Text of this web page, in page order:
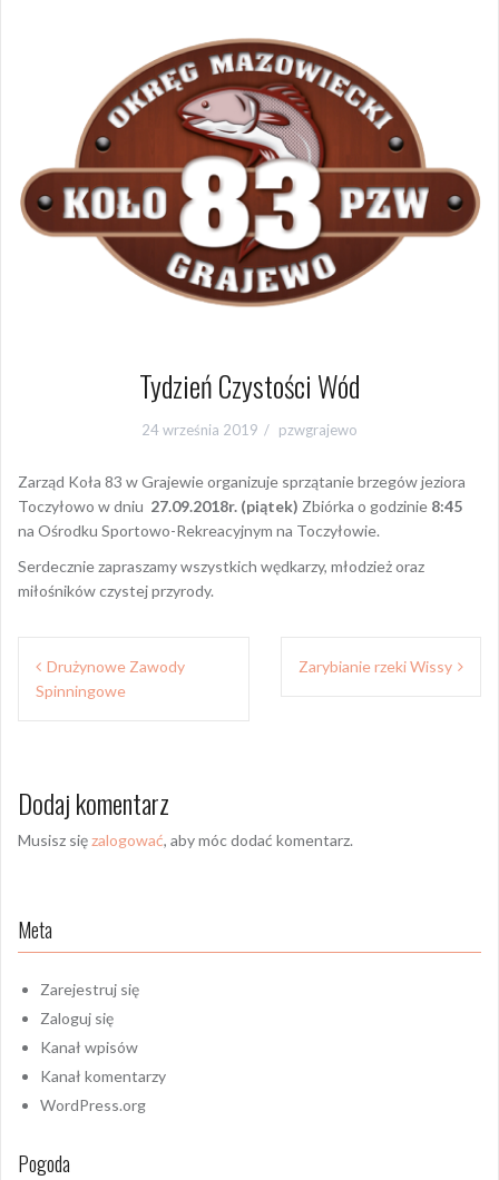
Tydzień Czystości Wód
24 września 2019 pzwgrajewo
Zarząd Koła 83 w Grajewie organizuje sprzątanie brzegów jeziora
Toczyłowo w dniu 27.09.2018r. (piątek) Zbiórka o godzinie 8:45
na Ośrodku Sportowo-Rekreacyjnym na Toczyłowie.
Serdecznie zapraszamy wszystkich wędkarzy, młodzież oraz
miłośników czystej przyrody.
Nawigacja
wpisu
Drużynowe Zawody
Spinningowe
Zarybianie rzeki Wissy
Dodaj komentarz
Musisz sięzalogować, aby móc dodać komentarz.
Meta
Zarejestruj się
Zaloguj się
Kanał wpisów
Kanał komentarzy
WordPress.org
Pogoda